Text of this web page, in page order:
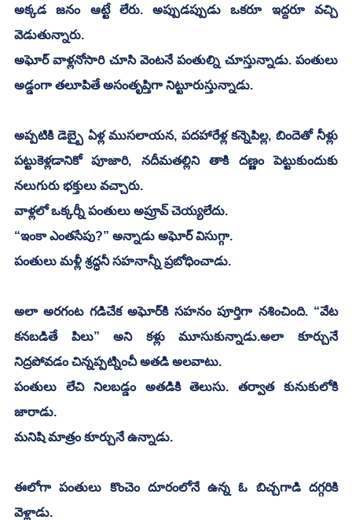
అక్కడ జనం ఆట్టే లేరు. అప్పుడప్పుడు ఒకరూ ఇద్దరూ వచ్చి
వెడుతున్నారు.
అఘోర్ వాళ్లనోసారి చూసి వెంటనే పంతుల్ని చూస్తున్నాడు. పంతులు
అడ్డంగా తలూపితే అసంతృప్తిగా నిట్టూరుస్తున్నాడు.
అప్పటికి డెబ్బై ఏళ్ల ముసలాయన, పదహారేళ్ల కన్నెపిల్ల, బిందెతో నీళ్లు
పట్టుకెళ్లడానికో పూజారి, నదీమతల్లిని తాకి దణ్ణం పెట్టుకుందుకు
నలుగురు భక్తులు వచ్చారు.
వాళ్లలో ఒక్కర్నీ పంతులు అప్రూవ్ చెయ్యలేదు.
“ఇంకా ఎంతసేపు?” అన్నాడు అఘోర్ విసుగ్గా.
పంతులు మళ్లీ శ్రద్ధనీ సహనాన్నీ ప్రబోధించాడు.
అలా అరగంట గడిచేక అఘోర్‌కి సహనం పూర్తిగా నశించింది. “వేట
కనబడితే పిలు” అని కళ్లు మూసుకున్నాడు.అలా కూర్చునే
నిద్రపోవడం చిన్నప్పట్నించీ అతడి అలవాటు.
పంతులు లేచి నిలబడ్డం అతడికి తెలుసు. తర్వాత కునుకులోకి
జారాడు.
మనిషి మాత్రం కూర్చునే ఉన్నాడు.
ఈలోగా పంతులు కొంచెం దూరంలోనే ఉన్న ఓ బిచ్చగాడి దగ్గరికి
వెళ్లాడు.